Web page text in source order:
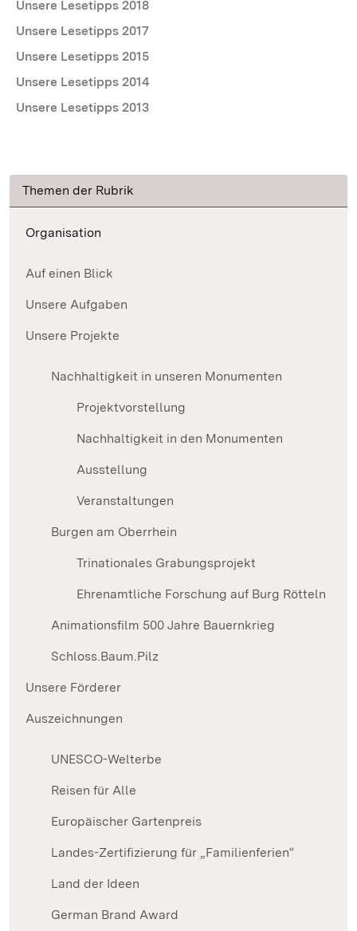
Unsere Lesetipps 2018
Unsere Lesetipps 2017
Unsere Lesetipps 2015
Unsere Lesetipps 2014
Unsere Lesetipps 2013
Themen der Rubrik
Organisation
Auf einen Blick
Unsere Aufgaben
Unsere Projekte
Nachhaltigkeit in unseren Monumenten
Projektvorstellung
Nachhaltigkeit in den Monumenten
Ausstellung
Veranstaltungen
Burgen am Oberrhein
Trinationales Grabungsprojekt
Ehrenamtliche Forschung auf Burg Rötteln
Animationsfilm 500 Jahre Bauernkrieg
Schloss.Baum.Pilz
Unsere Förderer
Auszeichnungen
UNESCO-Welterbe
Reisen für Alle
Europäischer Gartenpreis
Landes-Zertifizierung für „Familienferien“
Land der Ideen
German Brand Award